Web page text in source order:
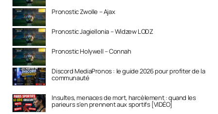
Pronostic Zwolle – Ajax
Pronostic Jagiellonia – Widzew LODZ
Pronostic Holywell – Connah
Discord MediaPronos : le guide 2026 pour profiter de la
communauté
Insultes, menaces de mort, harcèlement : quand les
parieurs s’en prennent aux sportifs [VIDÉO]